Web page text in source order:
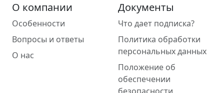
О компании
Особенности
Вопросы и ответы
О нас
Документы
Что дает подписка?
Политика обработки
персональных данных
Положение об
обеспечении